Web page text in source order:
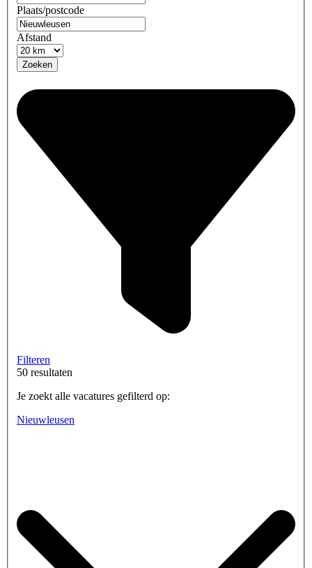
Plaats/postcode
Afstand
Zoeken
Filteren
50 resultaten
Je zoekt alle vacatures gefilterd op:
Nieuwleusen